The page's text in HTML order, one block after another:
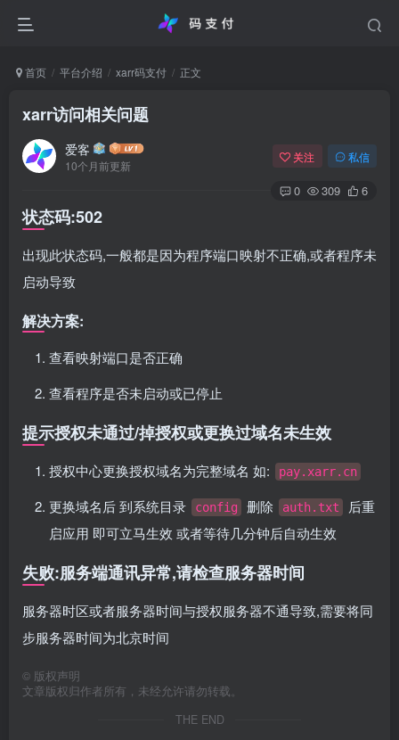
首页 平台介绍 xarr码支付 正文
xarr访问相关问题
爱客
10个月前更新
关注 私信
0 309 6
状态码:502
出现此状态码,一般都是因为程序端口映射不正确,或者程序未
启动导致
解决方案:
查看映射端口是否正确
查看程序是否未启动或已停止
提示授权未通过/掉授权或更换过域名未生效
授权中心更换授权域名为完整域名 如: pay.xarr.cn
更换域名后 到系统目录 config 删除 auth.txt
后重
启应用 即可立马生效 或者等待几分钟后自动生效
失败:服务端通讯异常,请检查服务器时间
服务器时区或者服务器时间与授权服务器不通导致,需要将同
步服务器时间为北京时间
© 版权声明
文章版权归作者所有，未经允许请勿转载。
THE END